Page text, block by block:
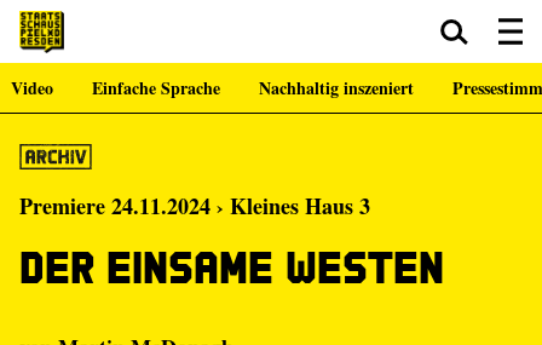
Zum Hauptinhalt springen Zum Footer springen
Video Einfache Sprache Nachhaltig inszeniert
Premiere 24.11.2024 › Kleines Haus 3
Der einsame Westen